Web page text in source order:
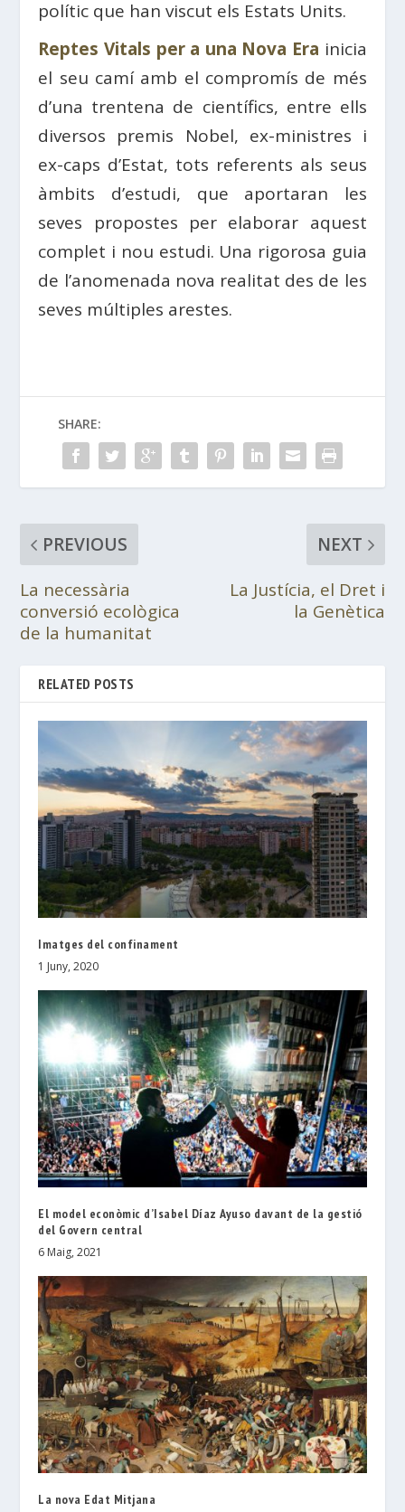
polític que han viscut els Estats Units.
Reptes Vitals per a una Nova Era inicia
el seu camí amb el compromís de més
d’una trentena de científics, entre ells
diversos premis Nobel, ex-ministres i
ex-caps d’Estat, tots referents als seus
àmbits d’estudi, que aportaran les
seves propostes per elaborar aquest
complet i nou estudi. Una rigorosa guia
de l’anomenada nova realitat des de les
seves múltiples arestes.
SHARE:
PREVIOUS
La necessària
conversió ecològica
de la humanitat
NEXT
La Justícia, el Dret i
la Genètica
RELATED POSTS
Imatges del confinament
1 Juny, 2020
El model econòmic d’Isabel Díaz Ayuso davant de la gestió
del Govern central
6 Maig, 2021
La nova Edat Mitjana